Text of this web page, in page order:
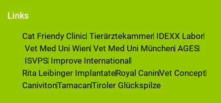
Links
Cat Friendy Clinic Tierärztekammer IDEXX Labor
Vet Med Uni Wien Vet Med Uni München AGES
ISVPS Improve International
Rita Leibinger ImplantateRoyal CaninVet Concept
CanivitonTamacanTiroler Glückspilze